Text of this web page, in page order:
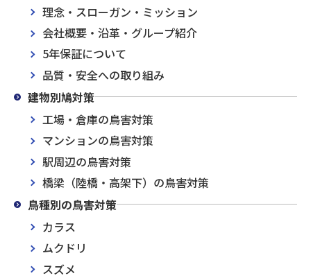
理念・スローガン・ミッション
会社概要・沿革・グループ紹介
5年保証について
品質・安全への取り組み
建物別鳩対策
工場・倉庫の鳥害対策
マンションの鳥害対策
駅周辺の鳥害対策
橋梁（陸橋・高架下）の鳥害対策
鳥種別の鳥害対策
カラス
ムクドリ
スズメ